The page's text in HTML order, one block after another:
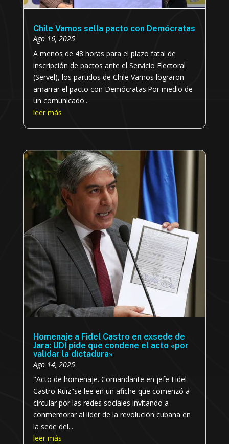
Chile Vamos sella pacto con Demócratas
Ago 16, 2025
A menos de 48 horas para el plazo fatal de
inscripción de pactos ante el Servicio Electoral
(Servel), los partidos de Chile Vamos lograron
amarrar el pacto con Demócratas.Por medio de
un comunicado...
leer más
Homenaje a Fidel Castro en exsede de
Jara: UDI pide que condene el acto «por
validar la dictadura»
Ago 14, 2025
"Acto de homenaje. Comandante en jefe Fidel
Castro Ruiz"se lee en un afiche que comenzó a
circular por las redes sociales invitando a
conmemorar al líder de la revolución cubana en
la sede del...
leer más